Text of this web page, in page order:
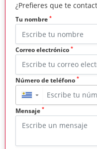
¿Prefieres que te
Tu nombre *
Correo electrónico *
Número de teléfono *
▼
Mensaje *